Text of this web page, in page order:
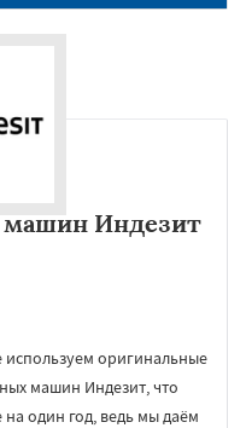
машин Индезит
оригинальные
машин Индезит, что
один год, ведь мы даём